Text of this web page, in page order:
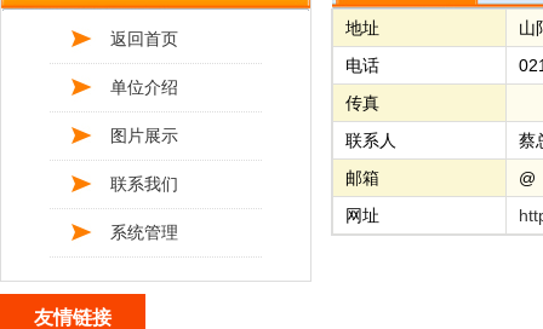
返回首页
单位介绍
图片展示
联系我们
系统管理
地址
山
电话
传真
联系人
邮箱
@
网址
友情链接